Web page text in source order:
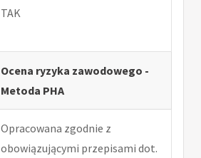
TAK
Ocena ryzyka zawodowego -
Metoda PHA
Opracowana zgodnie z
obowiązującymi przepisami dot.